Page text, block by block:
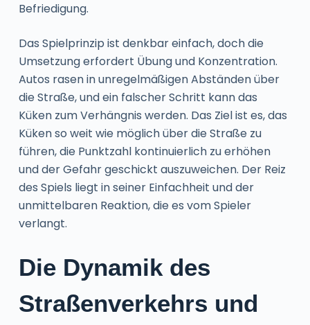
Befriedigung.
Das Spielprinzip ist denkbar einfach, doch die
Umsetzung erfordert Übung und Konzentration.
Autos rasen in unregelmäßigen Abständen über
die Straße, und ein falscher Schritt kann das
Küken zum Verhängnis werden. Das Ziel ist es, das
Küken so weit wie möglich über die Straße zu
führen, die Punktzahl kontinuierlich zu erhöhen
und der Gefahr geschickt auszuweichen. Der Reiz
des Spiels liegt in seiner Einfachheit und der
unmittelbaren Reaktion, die es vom Spieler
verlangt.
Die Dynamik des
Straßenverkehrs und